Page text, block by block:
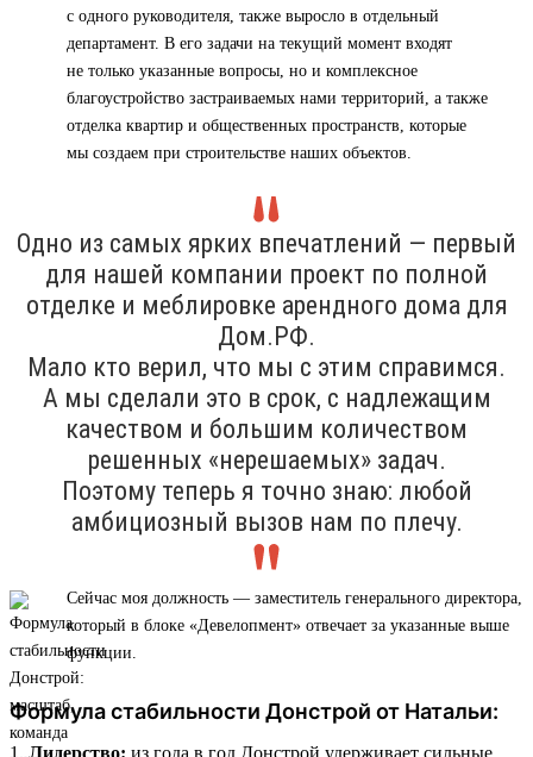
с одного руководителя, также выросло в отдельный
департамент. В его задачи на текущий момент входят
не только указанные вопросы, но и комплексное
благоустройство застраиваемых нами территорий, а также
отделка квартир и общественных пространств, которые
мы создаем при строительстве наших объектов.
Одно из самых ярких впечатлений — первый
для нашей компании проект по полной
отделке и меблировке арендного дома для
Дом.РФ.
Мало кто верил, что мы с этим справимся.
А мы сделали это в срок, с надлежащим
качеством и большим количеством
решенных «нерешаемых» задач.
Поэтому теперь я точно знаю: любой
амбициозный вызов нам по плечу.
Сейчас моя должность — заместитель генерального директора,
который в блоке «Девелопмент» отвечает за указанные выше
функции.
Формула стабильности Донстрой от Натальи: